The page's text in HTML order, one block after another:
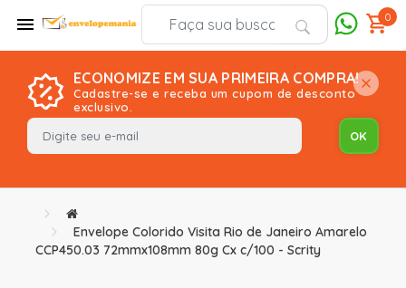
0
ECONOMIZE EM SUA PRIMEIRA COMPRA!
Cadastre-se e receba um cupom de desconto
exclusivo.
Envelope Colorido Visita Rio de Janeiro Amarelo
CCP450.03 72mmx108mm 80g Cx c/100 - Scrity